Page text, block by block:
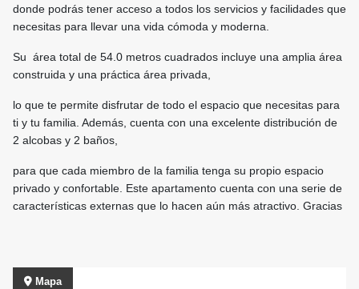
donde podrás tener acceso a todos los servicios y facilidades que
necesitas para llevar una vida cómoda y moderna.
Su área total de 54.0 metros cuadrados incluye una amplia área
construida y una práctica área privada,
lo que te permite disfrutar de todo el espacio que necesitas para
ti y tu familia. Además, cuenta con una excelente distribución de
2 alcobas y 2 baños,
para que cada miembro de la familia tenga su propio espacio
privado y confortable. Este apartamento cuenta con una serie de
características externas que lo hacen aún más atractivo. Gracias
Mapa